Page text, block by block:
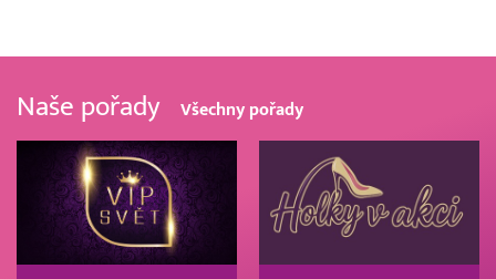
Naše pořady Všechny pořady